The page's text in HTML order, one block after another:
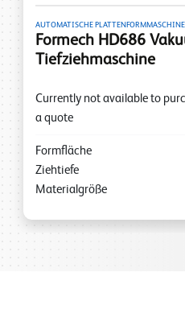
AUTOMATISCHE PLATTENFORMMASCHINE
Formech HD686
Tiefziehmaschine
Currently not available to
a quote
Formfläche
Ziehtiefe
Materialgröße